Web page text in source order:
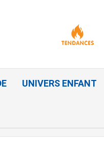
UNIVERS ENFANT